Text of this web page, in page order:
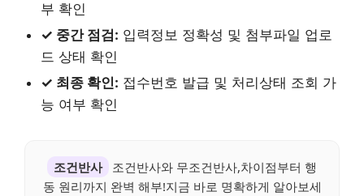
부 확인
✓ 중간 점검: 입력정보 정확성 및 첨부파일 업로
드 상태 확인
✓ 최종 확인: 접수번호 발급 및 처리상태 조회 가
능 여부 확인
조건반사
조건반사와 무조건반사,차이점부터 행
동 원리까지 완벽 해부!지금 바로 명확하게 알아보세